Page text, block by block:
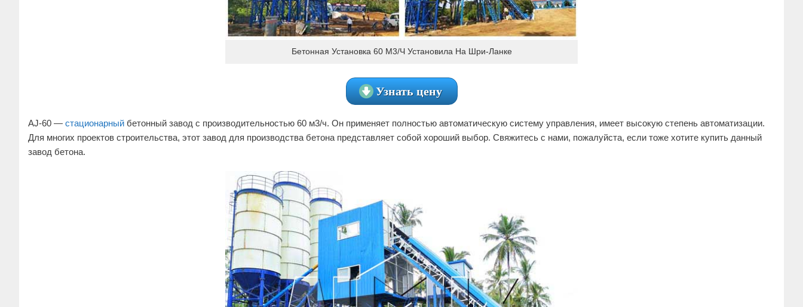
Бетонная Установка 60 М3/ч Установила На Шри-Ланке
Узнать цену
AJ-60 — стационарный бетонный завод с производительностью 60 м3/ч. Он применяет полностью автоматическую систему управления, имеет высокую степень автоматизации.
Для многих проектов строительства, этот завод для производства бетона представляет собой хороший выбор. Свяжитесь с нами, пожалуйста, если тоже хотите купить данный
завод бетона.